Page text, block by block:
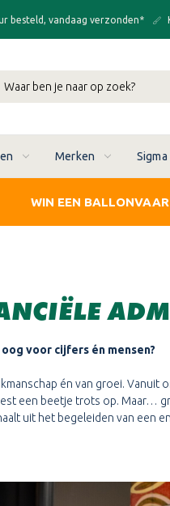
besteld, vandaag verzonden*
Merken Sigma
WIN EEN
voor cijfers én mensen?
én van groei.
een beetje trots op. Maar…
uit het begeleiden van een